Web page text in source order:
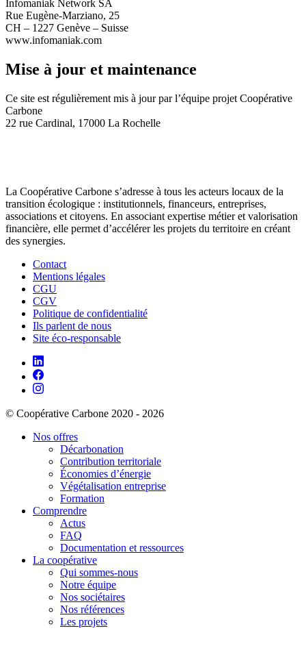
Infomaniak Network SA
Rue Eugène-Marziano, 25
CH – 1227 Genève – Suisse
www.infomaniak.com
Mise à jour et maintenance
Ce site est régulièrement mis à jour par l’équipe projet Coopérative
Carbone
22 rue Cardinal, 17000 La Rochelle
La Coopérative Carbone s’adresse à tous les acteurs locaux de la
transition écologique : institutionnels, financeurs, entreprises,
associations et citoyens. En associant expertise métier et valorisation
financière, elle permet d’accélérer les projets du territoire en créant
des synergies.
Contact
Mentions légales
CGU
CGV
Politique de confidentialité
Ils parlent de nous
Site éco-responsable
© Coopérative Carbone 2020 - 2026
Nos offres
Décarbonation
Contribution territoriale
Économies d’énergie
Végétalisation entreprise
Formation
Comprendre
Actus
FAQ
Documentation et ressources
La coopérative
Qui sommes-nous
Notre équipe
Nos sociétaires
Nos références
Les projets